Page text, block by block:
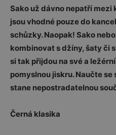
Sako už dávno nepatří
jsou vhodné pouze do
schůzky. Naopak! Sako
kombinovat s džíny, šaty či
si tak přijdou na své a
pomyslnou jiskru. Naučte
stane nepostradatelnou
Černá klasika